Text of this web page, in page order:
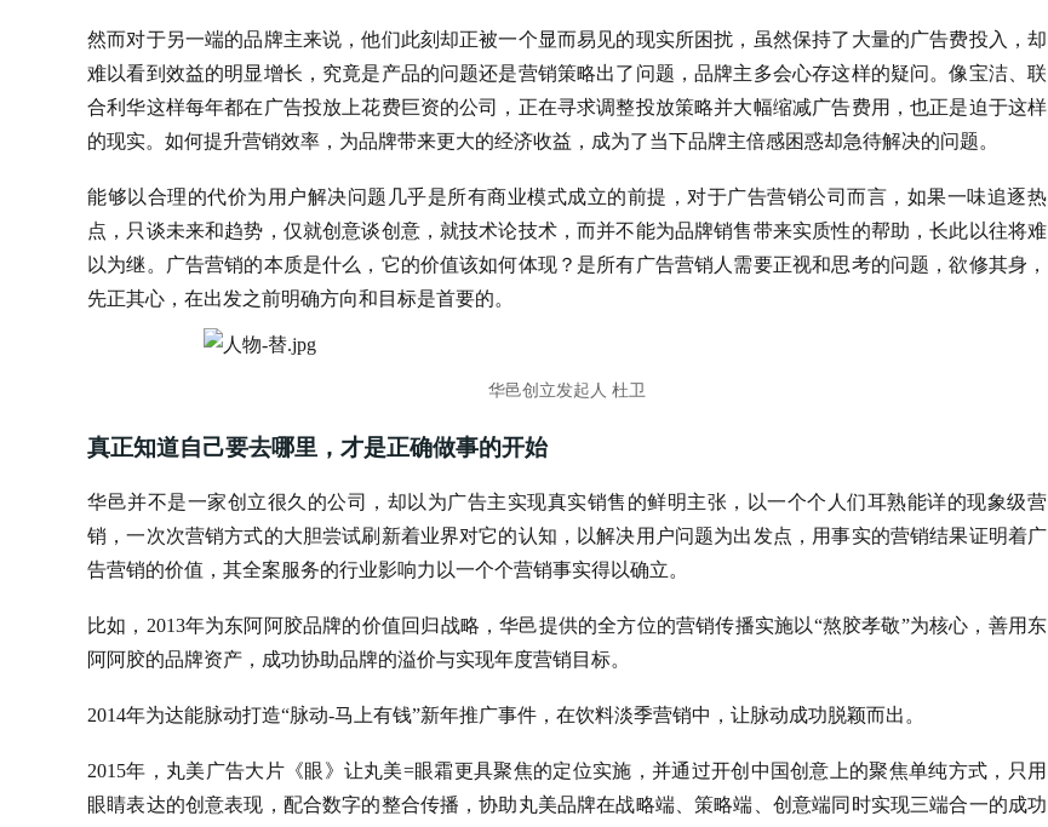
然而对于另一端的品牌主来说，他们此刻却正被一个显而易见的现实所困扰，虽然保持了大量的广告费投入，却
难以看到效益的明显增长，究竟是产品的问题还是营销策略出了问题，品牌主多会心存这样的疑问。像宝洁、联
合利华这样每年都在广告投放上花费巨资的公司，正在寻求调整投放策略并大幅缩减广告费用，也正是迫于这样
的现实。如何提升营销效率，为品牌带来更大的经济收益，成为了当下品牌主倍感困惑却急待解决的问题。
能够以合理的代价为用户解决问题几乎是所有商业模式成立的前提，对于广告营销公司而言，如果一味追逐热
点，只谈未来和趋势，仅就创意谈创意，就技术论技术，而并不能为品牌销售带来实质性的帮助，长此以往将难
以为继。广告营销的本质是什么，它的价值该如何体现？是所有广告营销人需要正视和思考的问题，欲修其身，
先正其心，在出发之前明确方向和目标是首要的。
华邑创立发起人 杜卫
真正知道自己要去哪里，才是正确做事的开始
华邑并不是一家创立很久的公司，却以为广告主实现真实销售的鲜明主张，以一个个人们耳熟能详的现象级营
销，一次次营销方式的大胆尝试刷新着业界对它的认知，以解决用户问题为出发点，用事实的营销结果证明着广
告营销的价值，其全案服务的行业影响力以一个个营销事实得以确立。
比如，2013年为东阿阿胶品牌的价值回归战略，华邑提供的全方位的营销传播实施以“熬胶孝敬”为核心，善用东
阿阿胶的品牌资产，成功协助品牌的溢价与实现年度营销目标。
2014年为达能脉动打造“脉动-马上有钱”新年推广事件，在饮料淡季营销中，让脉动成功脱颖而出。
2015年，丸美广告大片《眼》让丸美=眼霜更具聚焦的定位实施，并通过开创中国创意上的聚焦单纯方式，只用
眼睛表达的创意表现，配合数字的整合传播，协助丸美品牌在战略端、策略端、创意端同时实现三端合一的成功